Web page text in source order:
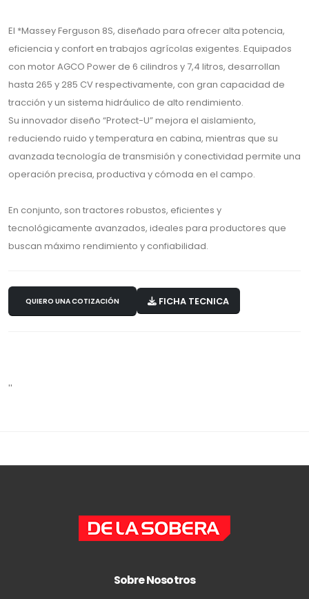
El *Massey Ferguson 8S, diseñado para ofrecer alta potencia,
eficiencia y confort en trabajos agrícolas exigentes. Equipados
con motor AGCO Power de 6 cilindros y 7,4 litros, desarrollan
hasta 265 y 285 CV respectivamente, con gran capacidad de
tracción y un sistema hidráulico de alto rendimiento.
Su innovador diseño “Protect-U” mejora el aislamiento,
reduciendo ruido y temperatura en cabina, mientras que su
avanzada tecnología de transmisión y conectividad permite una
operación precisa, productiva y cómoda en el campo.
En conjunto, son tractores robustos, eficientes y
tecnológicamente avanzados, ideales para productores que
buscan máximo rendimiento y confiabilidad.
QUIERO UNA COTIZACIÓN FICHA TECNICA
''
Sobre Nosotros